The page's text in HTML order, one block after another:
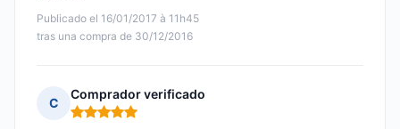
Publicado el 16/01/2017 à 11h45
tras una compra de 30/12/2016
C
Comprador verificado
Nota: 5 de 5